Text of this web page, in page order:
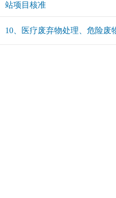
站项目核准
10、医疗废弃物处理、危险废